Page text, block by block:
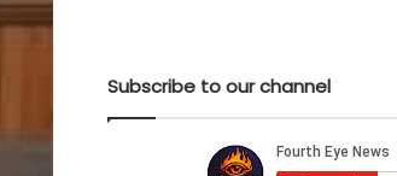
Subscribe to our channel